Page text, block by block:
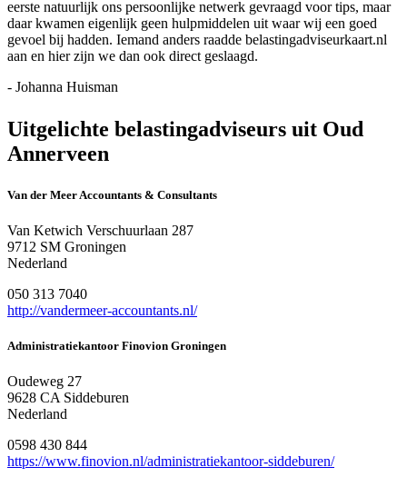
eerste natuurlijk ons persoonlijke netwerk gevraagd voor tips, maar
daar kwamen eigenlijk geen hulpmiddelen uit waar wij een goed
gevoel bij hadden. Iemand anders raadde belastingadviseurkaart.nl
aan en hier zijn we dan ook direct geslaagd.
- Johanna Huisman
Uitgelichte belastingadviseurs uit Oud
Annerveen
Van der Meer Accountants & Consultants
Van Ketwich Verschuurlaan 287
9712 SM Groningen
Nederland
050 313 7040
http://vandermeer-accountants.nl/
Administratiekantoor Finovion Groningen
Oudeweg 27
9628 CA Siddeburen
Nederland
0598 430 844
https://www.finovion.nl/administratiekantoor-siddeburen/